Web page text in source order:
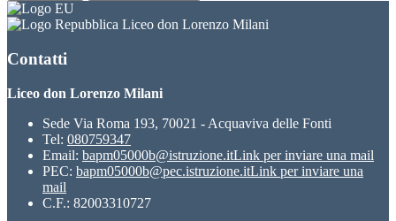
Liceo don Lorenzo Milani
Contatti
Liceo don Lorenzo Milani
Sede Via Roma 193, 70021 - Acquaviva delle Fonti
Tel: 080759347
Email: bapm05000b@istruzione.itLink per inviare una mail
PEC: bapm05000b@pec.istruzione.itLink per inviare una
mail
C.F.: 82003310727